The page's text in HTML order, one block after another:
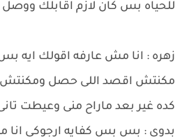
للحياه بس كان لازم اقابلك ووصل
زهره : انا مش عارفه اقولك ايه بس
مكنتش اقصد اللى حصل ومكنتش
كده غير بعد ماراح منى وعيطت
بدوى : بس بس كفايه ارجوكى